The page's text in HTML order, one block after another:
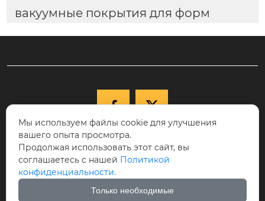
вакуумные покрытия для форм
 
 +86-15040177271

КНР, провинция Ляонин, г. Шэньян,
Новый район Шэньбэй, ул. Цююэху, д.
68-17, индекс 110122.
Мы используем файлы cookie для улучшения
вашего опыта просмотра.
Продолжая использовать этот сайт, вы
соглашаетесь с нашей Политикой
конфиденциальности.
Только необходимые